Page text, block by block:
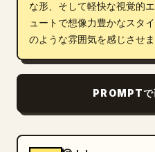
な形、そして軽快な視覚的
ュートで想像力豊かなスタ
のような雰囲気を感じさせま
PROMPTで